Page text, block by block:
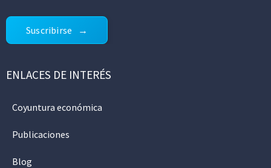
Suscribirse
ENLACES DE INTERÉS
Coyuntura económica
Publicaciones
Blog